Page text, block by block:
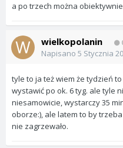
a po trzech można
wielkopolanin
Napisano 5 Stycznia
tyle to ja też wiem że tydzień
wystawić po ok. 6 tyg. ale tyle
niesamowicie, wystarczy 35
oborze:), ale latem to by
nie zagrzewało.